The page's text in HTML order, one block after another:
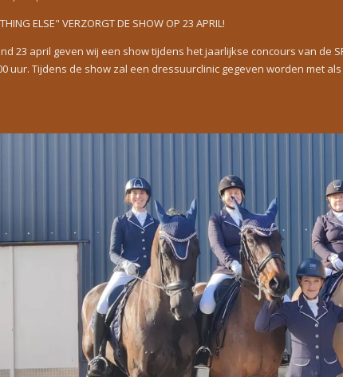
ELSE" VERZORGT DE SHOW OP 23 APRIL!
23 april geven wij een show tijdens het jaarlijkse concours van de
uur. Tijdens de show zal een dressuurclinic gegeven worden met